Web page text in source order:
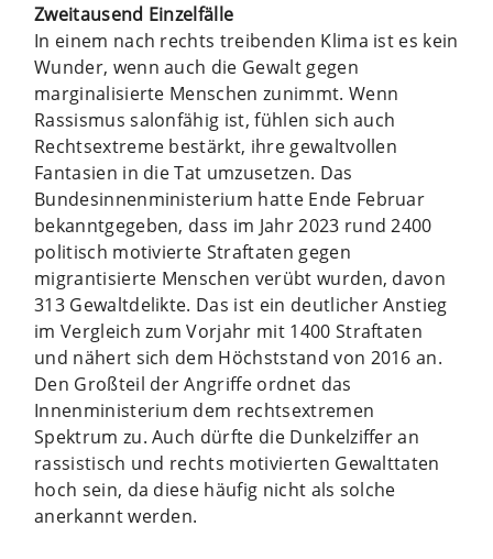
Zweitausend Einzelfälle
In einem nach rechts treibenden Klima ist es kein
Wunder, wenn auch die Gewalt gegen
marginalisierte Menschen zunimmt. Wenn
Rassismus salonfähig ist, fühlen sich auch
Rechtsextreme bestärkt, ihre gewaltvollen
Fantasien in die Tat umzusetzen. Das
Bundesinnenministerium hatte Ende Februar
bekanntgegeben, dass im Jahr 2023 rund 2400
politisch motivierte Straftaten gegen
migrantisierte Menschen verübt wurden, davon
313 Gewaltdelikte. Das ist ein deutlicher Anstieg
im Vergleich zum Vorjahr mit 1400 Straftaten
und nähert sich dem Höchststand von 2016 an.
Den Großteil der Angriffe ordnet das
Innenministerium dem rechtsextremen
Spektrum zu. Auch dürfte die Dunkelziffer an
rassistisch und rechts motivierten Gewalttaten
hoch sein, da diese häufig nicht als solche
anerkannt werden.